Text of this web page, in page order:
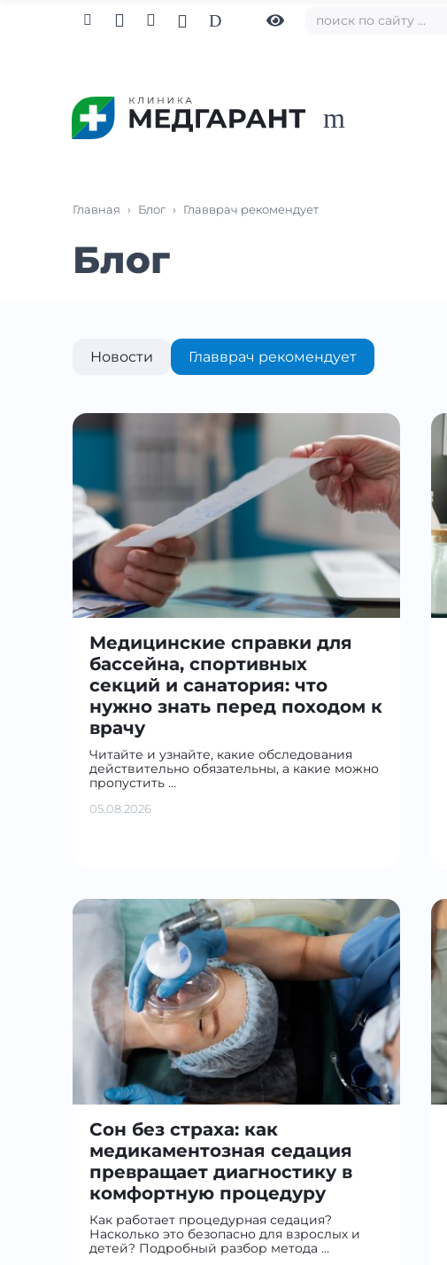
    D
m
Главная › Блог › Главврач рекомендует
Блог
Новости Главврач рекомендует
Медицинские справки для
бассейна, спортивных
секций и санатория: что
нужно знать перед походом к
врачу
Читайте и узнайте, какие обследования
действительно обязательны, а какие можно
пропустить …
05.08.2026
Сон без страха: как
медикаментозная седация
превращает диагностику в
комфортную процедуру
Как работает процедурная седация?
Насколько это безопасно для взрослых и
детей? Подробный разбор метода …